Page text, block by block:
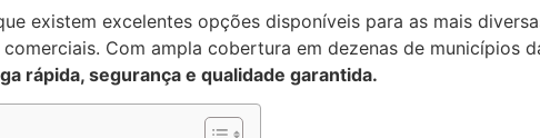
existem excelentes opções disponíveis para as mais
Com ampla cobertura em dezenas de municípios
rápida, segurança e qualidade garantida.